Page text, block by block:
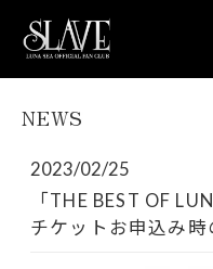
NEWS
2023/02/25
「THE BEST OF
チケットお申込み時